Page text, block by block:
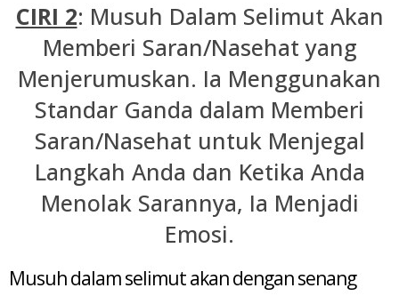
CIRI 2: Musuh Dalam Selimut Akan
Memberi Saran/Nasehat yang
Menjerumuskan. Ia Menggunakan
Standar Ganda dalam Memberi
Saran/Nasehat untuk Menjegal
Langkah Anda dan Ketika Anda
Menolak Sarannya, Ia Menjadi
Emosi.
Musuh dalam selimut akan dengan senang